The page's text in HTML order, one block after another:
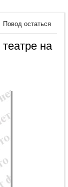
Повод остаться
на